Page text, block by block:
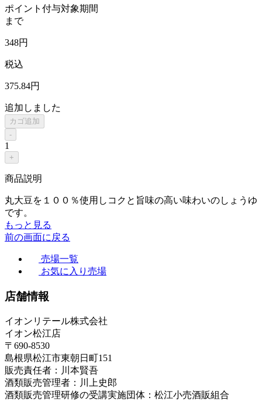
ポイント付与対象期間
まで
348円
税込
375.84円
追加しました
カゴ追加
-
1
+
商品説明
丸大豆を１００％使用しコクと旨味の高い味わいのしょうゆ
です。
もっと見る
前の画面に戻る
売場一覧
お気に入り売場
店舗情報
イオンリテール株式会社
イオン松江店
〒690-8530
島根県松江市東朝日町151
販売責任者：川本賢吾
酒類販売管理者：川上史郎
酒類販売管理研修の受講実施団体：松江小売酒販組合